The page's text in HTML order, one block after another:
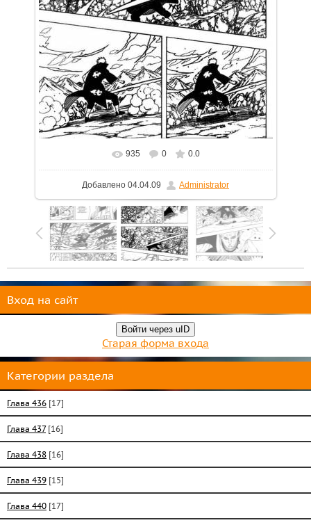
В реальном размере 750x1111
935 0 0.0
Добавлено 04.04.09 Administrator
Вход на сайт
Войти через uID
Старая форма входа
Категории раздела
Глава 436 [17]
Глава 437 [16]
Глава 438 [16]
Глава 439 [15]
Глава 440 [17]